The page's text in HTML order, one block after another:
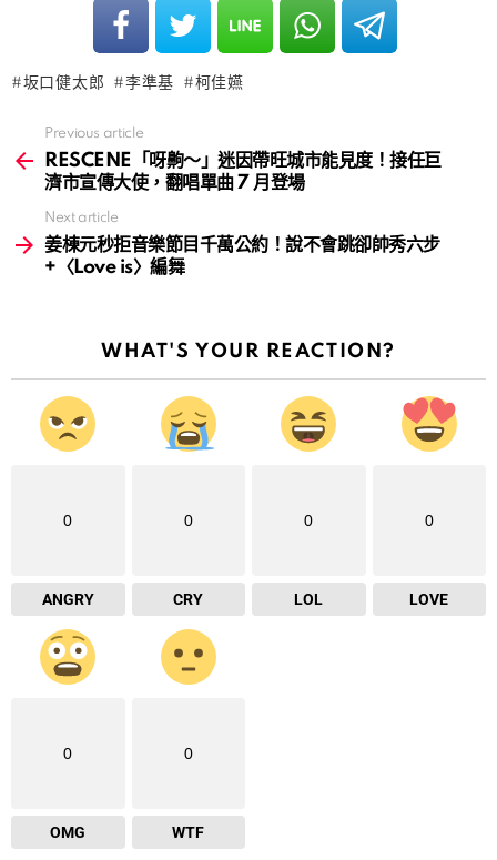
坂口健太郎 李準基 柯佳嬿
more
Previous article
RESCENE「呀齁～」迷因帶旺城市能見度！接任巨
濟市宣傳大使，翻唱單曲 7 月登場
Next article
姜棟元秒拒音樂節目千萬公約！說不會跳卻帥秀六步
+〈Love is〉編舞
WHAT'S YOUR REACTION?
0
ANGRY
0
CRY
0
LOL
0
LOVE
0
OMG
0
WTF